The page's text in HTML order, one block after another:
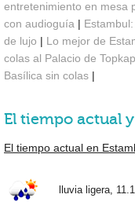
entretenimiento en mesa
con audioguía |
de lujo | Lo mejor de
colas al Palacio de
Basílica sin colas |
El tiempo actual
El tiempo actual en
lluvia ligera,